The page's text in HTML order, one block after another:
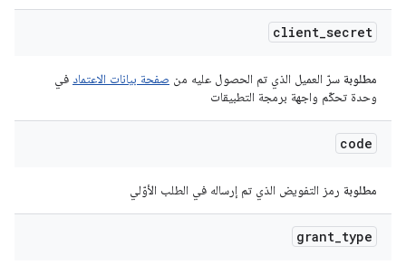
client_secret
مطلوبة سرّ العميل الذي تم الحصول عليه من صفحة بيانات الاعتماد في
وحدة تحكّم واجهة برمجة التطبيقات
code
مطلوبة رمز التفويض الذي تم إرساله في الطلب الأوّلي
grant_type